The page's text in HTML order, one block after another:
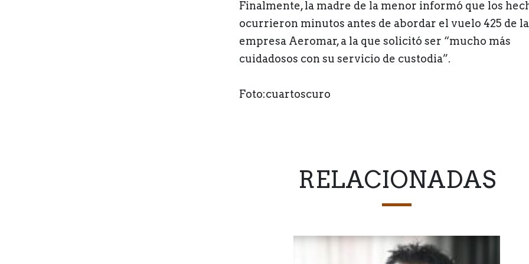
Finalmente, la madre de la menor informó que los
ocurrieron minutos antes de abordar el vuelo 425 de la
empresa Aeromar, a la que solicitó ser “mucho más
cuidadosos con su servicio de custodia”.
Foto:cuartoscuro
RELACIONADAS